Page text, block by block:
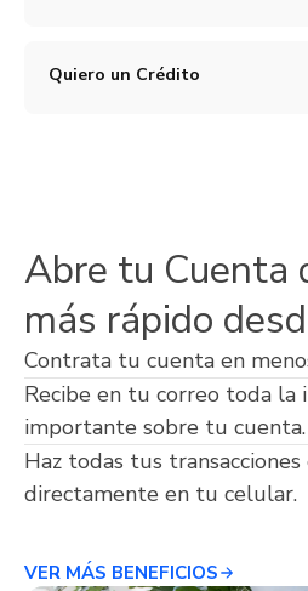
Quiero un Crédito
Abre tu Cuenta
más rápido
Contrata tu cuenta en
Recibe en tu correo toda la
importante sobre tu cuenta.
Haz todas tus
directamente en tu celular.
VER MÁS BENEFICIOS